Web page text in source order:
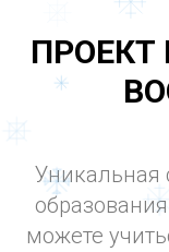
ПРОЕКТ
Уникальная
можете